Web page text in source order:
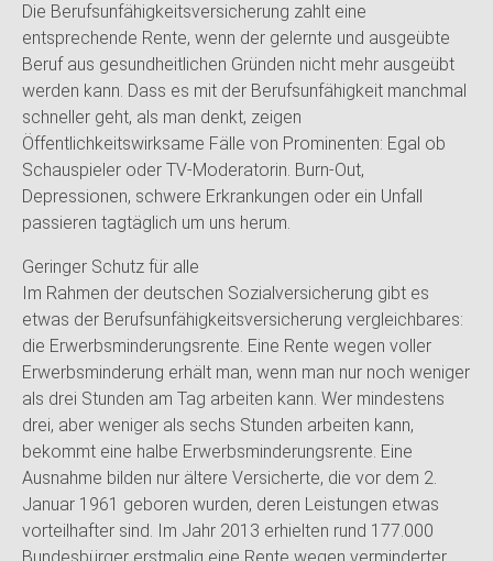
Die Berufsunfähigkeitsversicherung zahlt eine
entsprechende Rente, wenn der gelernte und ausgeübte
Beruf aus gesundheitlichen Gründen nicht mehr ausgeübt
werden kann. Dass es mit der Berufsunfähigkeit manchmal
schneller geht, als man denkt, zeigen
Öffentlichkeitswirksame Fälle von Prominenten: Egal ob
Schauspieler oder TV-Moderatorin. Burn-Out,
Depressionen, schwere Erkrankungen oder ein Unfall
passieren tagtäglich um uns herum.
Geringer Schutz für alle
Im Rahmen der deutschen Sozialversicherung gibt es
etwas der Berufsunfähigkeitsversicherung vergleichbares:
die Erwerbsminderungsrente. Eine Rente wegen voller
Erwerbsminderung erhält man, wenn man nur noch weniger
als drei Stunden am Tag arbeiten kann. Wer mindestens
drei, aber weniger als sechs Stunden arbeiten kann,
bekommt eine halbe Erwerbsminderungsrente. Eine
Ausnahme bilden nur ältere Versicherte, die vor dem 2.
Januar 1961 geboren wurden, deren Leistungen etwas
vorteilhafter sind. Im Jahr 2013 erhielten rund 177.000